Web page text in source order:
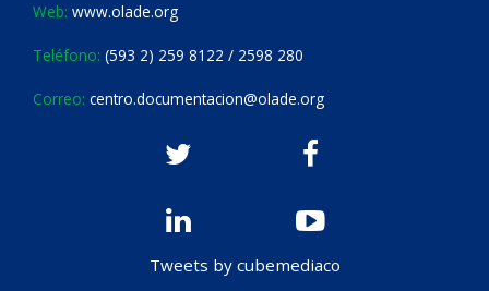
Web: www.olade.org
Teléfono: (593 2) 259 8122 / 2598 280
Correo: centro.documentacion@olade.org
Tweets by cubemediaco